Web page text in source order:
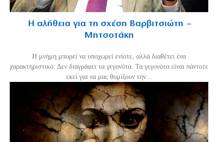
Η αλήθεια για τη σχέση Βαρβιτσιώτη –
Μητσοτάκη
H μνήμη μπορεί να υποχωρεί ενίοτε, αλλά διαθέτει ένα
χαρακτηριστικό: Δεν διαγράφει τα γεγονότα. Τα γεγονότα είναι πάντοτε
εκεί για να μας θυμίζουν την...